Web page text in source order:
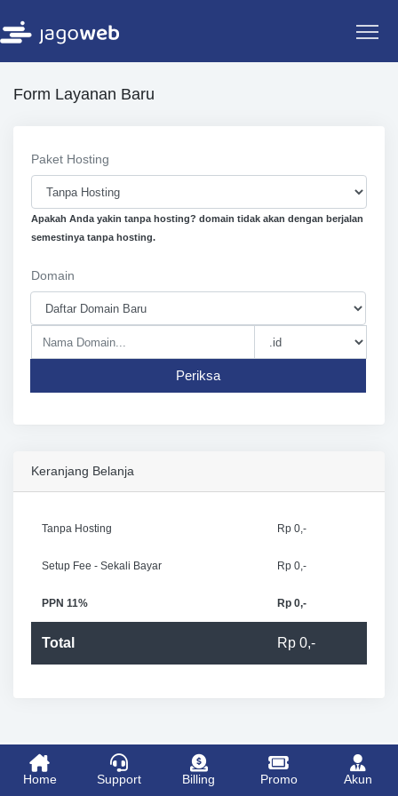
Form Layanan Baru
Paket Hosting
Apakah Anda yakin tanpa hosting? domain tidak akan dengan berjalan
semestinya tanpa hosting.
Domain
Periksa
Keranjang Belanja
Tanpa Hosting Rp 0,-
Setup Fee - Sekali Bayar Rp 0,-
PPN 11% Rp 0,-
Total Rp 0,-
Home Support Billing Promo Akun